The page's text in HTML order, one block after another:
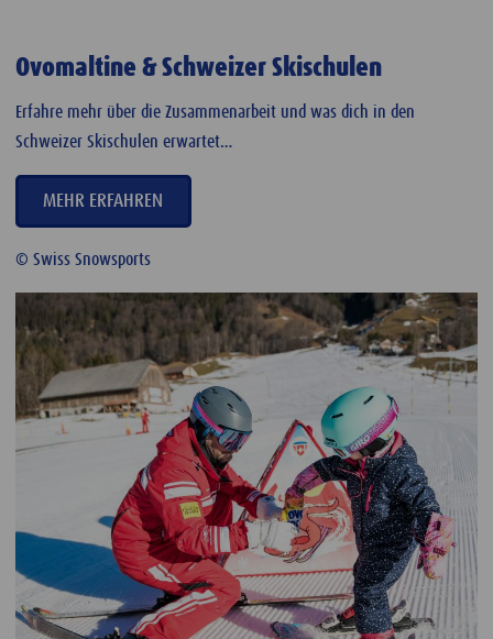
Ovomaltine & Schweizer Skischulen
Erfahre mehr über die Zusammenarbeit und was dich in den
Schweizer Skischulen erwartet…
MEHR ERFAHREN
© Swiss Snowsports